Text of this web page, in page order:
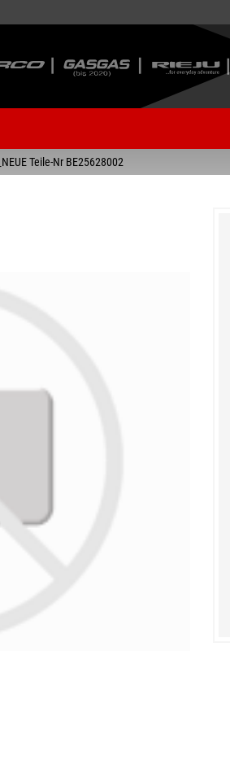
Teile-Nr BE25628002